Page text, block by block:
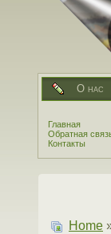
О нас
Главная
Обратная
Контакты
Home